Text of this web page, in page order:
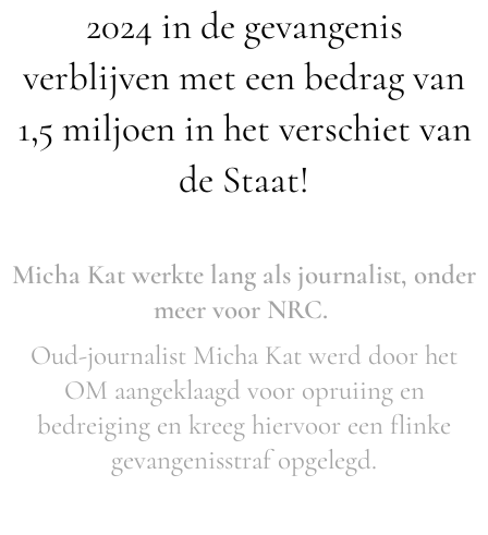
2024 in de gevangenis
verblijven met een bedrag van
1,5 miljoen in het verschiet van
de Staat!
Micha Kat werkte lang als journalist, onder
meer voor NRC.
Oud-journalist Micha Kat werd door het
OM aangeklaagd voor opruiing en
bedreiging en kreeg hiervoor een flinke
gevangenisstraf opgelegd.